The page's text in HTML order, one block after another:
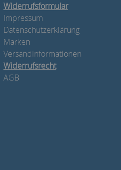
Widerrufsformular
Impressum
Datenschutzerklärung
Marken
Versandinformationen
Widerrufsrecht
AGB